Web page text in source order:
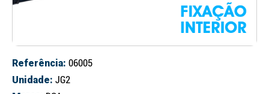
Referência: 06005
Unidade: JG2